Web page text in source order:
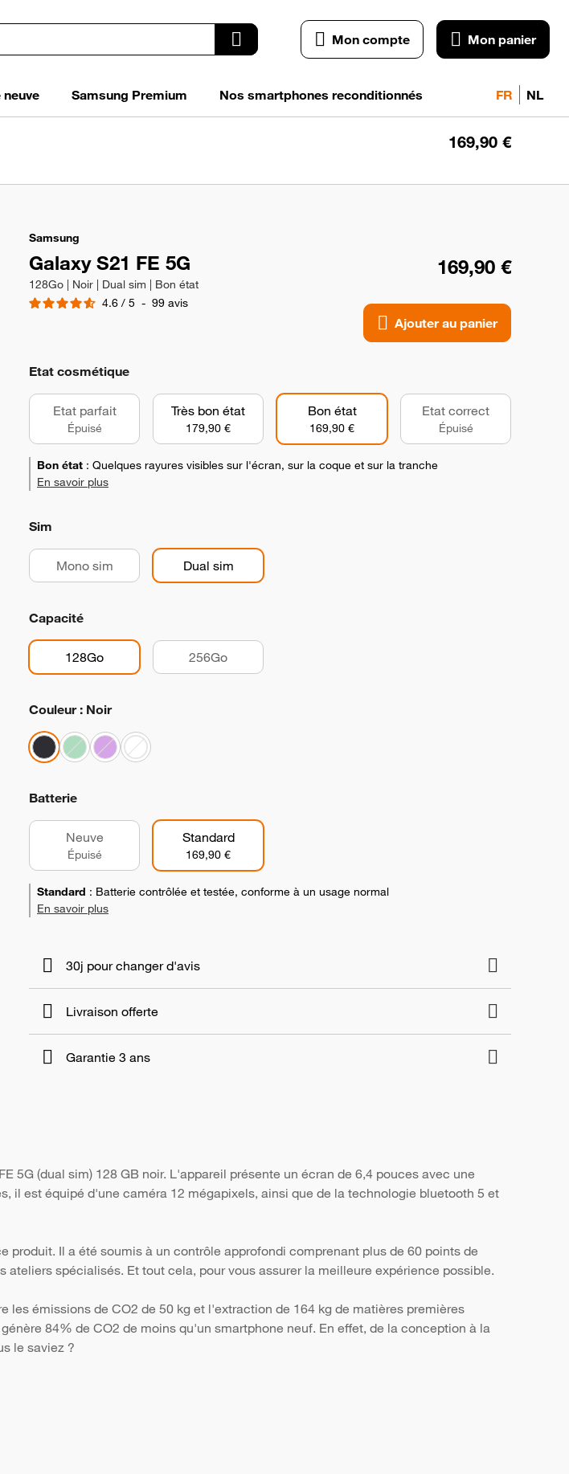
Mon compte Mon panier
Samsung Premium Nos smartphones reconditionnés FR NL
169,90 €
Samsung
Galaxy S21 FE 5G
128Go | Noir | Dual sim | Bon état
4.6 / 5 - 99 avis
169,90 €
Ajouter au panier
Etat cosmétique
Etat parfait
Épuisé
Très bon état
179,90 €
Bon état
169,90 €
Etat correct
Épuisé
Bon état : Quelques rayures visibles sur l'écran, sur la coque et sur la tranche
En savoir plus
Sim
Mono sim Dual sim
Capacité
128Go 256Go
Couleur : Noir
Batterie
Neuve
Épuisé
Standard
169,90 €
Standard : Batterie contrôlée et testée, conforme à un usage normal
En savoir plus
30j pour changer d'avis
Livraison offerte
Garantie 3 ans
5G (dual sim) 128 GB noir. L'appareil présente un écran de 6,4 pouces avec une
il est équipé d'une caméra 12 mégapixels, ainsi que de la technologie bluetooth 5 et
Il a été soumis à un contrôle approfondi comprenant plus de 60 points de
spécialisés. Et tout cela, pour vous assurer la meilleure expérience possible.
émissions de CO2 de 50 kg et l'extraction de 164 kg de matières premières
84% de CO2 de moins qu'un smartphone neuf. En effet, de la conception à la
le saviez ?